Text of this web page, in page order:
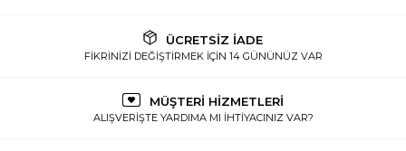
ÜCRETSİZ İADE
FİKRİNİZİ DEĞİŞTİRMEK İÇİN 14 GÜNÜNÜZ VAR
MÜŞTERİ HİZMETLERİ
ALIŞVERİŞTE YARDIMA MI İHTİYACINIZ VAR?